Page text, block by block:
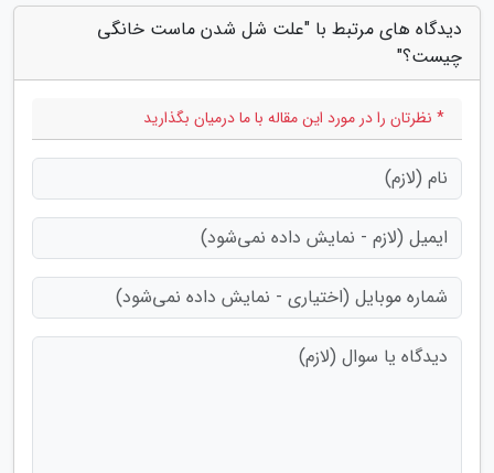
دیدگاه های مرتبط با "علت شل شدن ماست خانگی
چیست؟"
* نظرتان را در مورد این مقاله با ما درمیان بگذارید